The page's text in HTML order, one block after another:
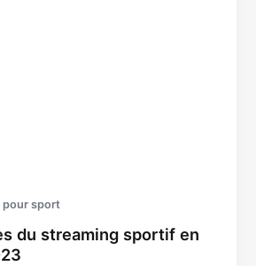
pour sport
du streaming sportif en